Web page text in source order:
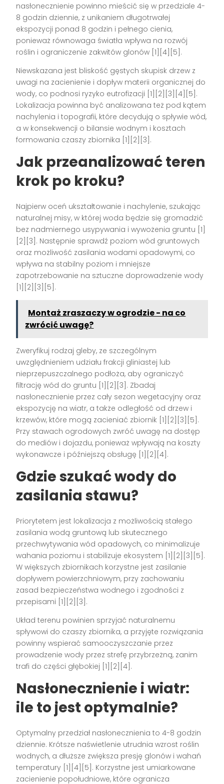
nasłonecznienie powinno mieścić się w przedziale 4-
8 godzin dziennie, z unikaniem długotrwałej
ekspozycji ponad 8 godzin i pełnego cienia,
ponieważ równowaga światła wpływa na rozwój
roślin i ograniczenie zakwitów glonów [1][4][5].
Niewskazana jest bliskość gęstych skupisk drzew z
uwagi na zacienienie i dopływ materii organicznej do
wody, co podnosi ryzyko eutrofizacji [1][2][3][4][5].
Lokalizacja powinna być analizowana też pod kątem
nachylenia i topografii, które decydują o spływie wód,
a w konsekwencji o bilansie wodnym i kosztach
formowania czaszy zbiornika [1][2][3].
Jak przeanalizować teren
krok po kroku?
Najpierw oceń ukształtowanie i nachylenie, szukając
naturalnej misy, w której woda będzie się gromadzić
bez nadmiernego usypywania i wywożenia gruntu [1]
[2][3]. Następnie sprawdź poziom wód gruntowych
oraz możliwość zasilania wodami opadowymi, co
wpływa na stabilny poziom i mniejsze
zapotrzebowanie na sztuczne doprowadzenie wody
[1][2][3][5].
Montaż zraszaczy w ogrodzie - na co
zwrócić uwagę?
Zweryfikuj rodzaj gleby, ze szczególnym
uwzględnieniem udziału frakcji gliniastej lub
nieprzepuszczalnego podłoża, aby ograniczyć
filtrację wód do gruntu [1][2][3]. Zbadaj
nasłonecznienie przez cały sezon wegetacyjny oraz
ekspozycję na wiatr, a także odległość od drzew i
krzewów, które mogą zacieniać zbiornik [1][2][3][5].
Przy stawach ogrodowych zwróć uwagę na dostęp
do mediów i dojazdu, ponieważ wpływają na koszty
wykonawcze i późniejszą obsługę [1][2][4].
Gdzie szukać wody do
zasilania stawu?
Priorytetem jest lokalizacja z możliwością stałego
zasilania wodą gruntową lub skutecznego
przechwytywania wód opadowych, co minimalizuje
wahania poziomu i stabilizuje ekosystem [1][2][3][5].
W większych zbiornikach korzystne jest zasilanie
dopływem powierzchniowym, przy zachowaniu
zasad bezpieczeństwa wodnego i zgodności z
przepisami [1][2][3].
Układ terenu powinien sprzyjać naturalnemu
spływowi do czaszy zbiornika, a przyjęte rozwiązania
powinny wspierać samooczyszczanie przez
prowadzenie wody przez strefę przybrzeżną, zanim
trafi do części głębokiej [1][2][4].
Nasłonecznienie i wiatr:
ile to jest optymalnie?
Optymalny przedział nasłonecznienia to 4-8 godzin
dziennie. Krótsze naświetlenie utrudnia wzrost roślin
wodnych, a dłuższe zwiększa presję glonów i wahań
temperatury [1][4][5]. Korzystne jest umiarkowane
zacienienie popołudniowe, które ogranicza